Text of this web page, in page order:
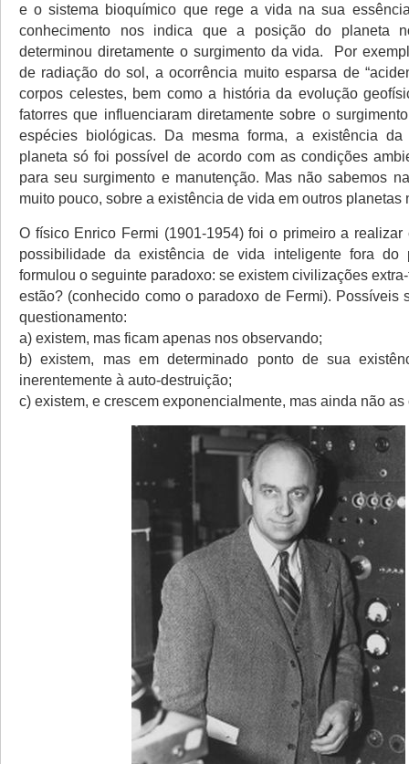
e o sistema bioquímico que rege a vida na sua
conhecimento nos indica que a posição do planeta
determinou diretamente o surgimento da vida. Por
de radiação do sol, a ocorrência muito esparsa de
corpos celestes, bem como a história da evolução
fatorres que influenciaram diretamente sobre o
espécies biológicas. Da mesma forma, a existência da
planeta só foi possível de acordo com as condições
para seu surgimento e manutenção. Mas não sabemos
muito pouco, sobre a existência de vida em outros planetas
O físico Enrico Fermi (1901-1954) foi o primeiro a realizar
possibilidade da existência de vida inteligente fora do
formulou o seguinte paradoxo: se existem civilizações
estão? (conhecido como o paradoxo de Fermi). Possíveis
questionamento:
a) existem, mas ficam apenas nos observando;
b) existem, mas em determinado ponto de sua
inerentemente à auto-destruição;
c) existem, e crescem exponencialmente, mas ainda não